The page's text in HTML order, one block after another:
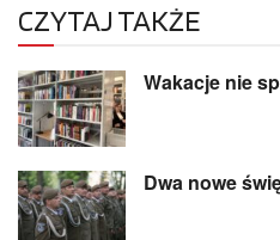
CZYTAJ TAKŻE
Wakacje nie
Dwa nowe